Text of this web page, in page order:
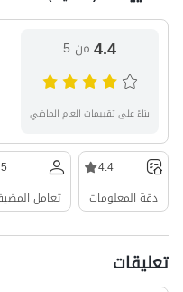
4.4من 5
بناءً على تقييمات العام الماضي
4.4
دقة المعلومات
5
تعامل
تعليقات